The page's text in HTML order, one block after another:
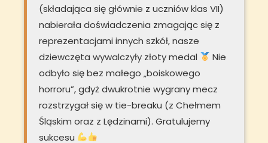
(składająca się głównie z uczniów klas VII)
nabierała doświadczenia zmagając się z
reprezentacjami innych szkół, nasze
dziewczęta wywalczyły złoty medal
Nie
odbyło się bez małego „boiskowego
horroru”, gdyż dwukrotnie wygrany mecz
rozstrzygał się w tie-breaku (z Chełmem
Śląskim oraz z Lędzinami). Gratulujemy
sukcesu